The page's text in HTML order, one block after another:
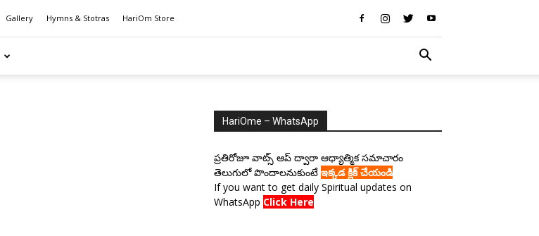
Gallery Hymns & Stotras HariOm Store
HariOme – WhatsApp
ప్రతిరోజూ వాట్స్ ఆప్ ద్వారా ఆధ్యాత్మిక సమాచారం
తెలుగులో పొందాలనుకుంటే ఇక్కడ క్లిక్ చేయండి
If you want to get daily Spiritual updates on
WhatsApp Click Here